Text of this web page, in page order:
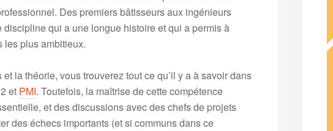
Des premiers bâtisseurs aux ingénieurs
discipline qui a une longue histoire et qui a permis à
les plus ambitieux.
la théorie, vous trouverez tout ce qu’il y a à savoir dans
et PMI. Toutefois, la maîtrise de cette compétence
et des discussions avec des chefs de projets
des échecs importants (et si communs dans ce